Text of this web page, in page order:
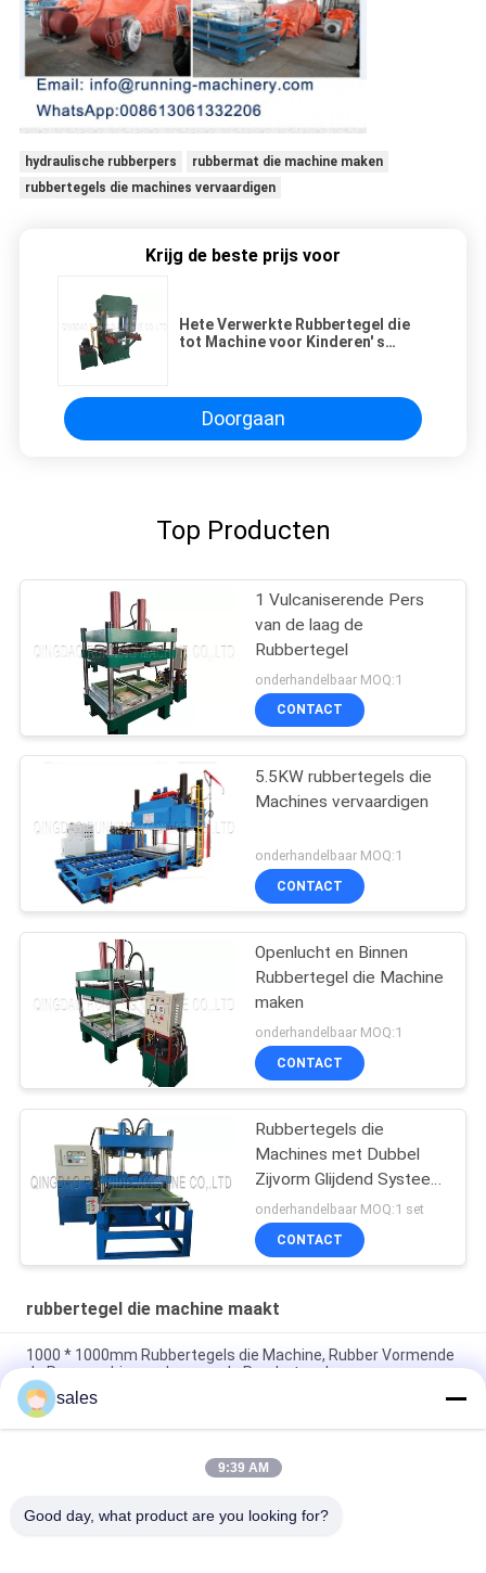
hydraulische rubberpers
rubbermat die machine maken
rubbertegels die machines vervaardigen
Krijg de beste prijs voor
Hete Verwerkte Rubbertegel die
tot Machine voor Kinderen′ s
Doorgaan
Top Producten
1 Vulcaniserende Pers
van de laag de
Rubbertegel
onderhandelbaar MOQ:1
CONTACT
5.5KW rubbertegels die
Machines vervaardigen
onderhandelbaar MOQ:1
CONTACT
Openlucht en Binnen
Rubbertegel die Machine
maken
onderhandelbaar MOQ:1
CONTACT
Rubbertegels die
Machines met Dubbel
Zijvorm Glijdend Systeem
vervaardigen
onderhandelbaar MOQ:1 set
CONTACT
rubbertegel die machine maakt
1000 * 1000mm Rubbertegels die Machine, Rubber Vormende
de Persmachine maken van de Poedertegel
50T / 80T/120T-Rubber het Poedertegel die van de
drukspeelplaats Makend Machine vulcaniseren
1000 * 1000mm Met elkaar verbindende Rubbertegel
sales
9:39 AM
Good day, what product are you looking for?